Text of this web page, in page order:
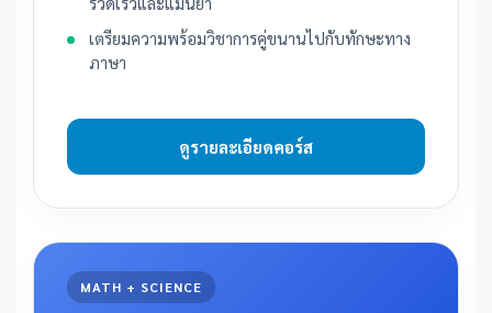
เตรียมความพร้อมวิชาการคู่ขนานไปกับทักษะทาง
ภาษา
ดูรายละเอียดคอร์ส
MATH + SCIENCE